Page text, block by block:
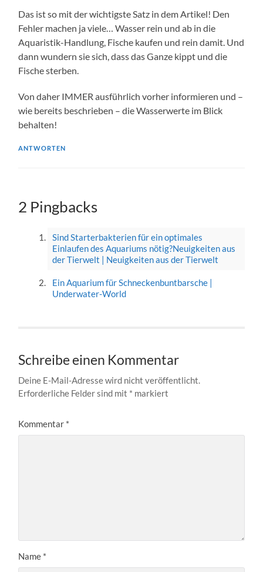
Das ist so mit der wichtigste Satz in dem Artikel! Den
Fehler machen ja viele… Wasser rein und ab in die
Aquaristik-Handlung, Fische kaufen und rein damit. Und
dann wundern sie sich, dass das Ganze kippt und die
Fische sterben.
Von daher IMMER ausführlich vorher informieren und –
wie bereits beschrieben – die Wasserwerte im Blick
behalten!
ANTWORTEN
2 Pingbacks
Sind Starterbakterien für ein optimales
Einlaufen des Aquariums nötig?Neuigkeiten aus
der Tierwelt | Neuigkeiten aus der Tierwelt
Ein Aquarium für Schneckenbuntbarsche |
Underwater-World
Schreibe einen Kommentar
Deine E-Mail-Adresse wird nicht veröffentlicht.
Erforderliche Felder sind mit * markiert
Kommentar *
Name *